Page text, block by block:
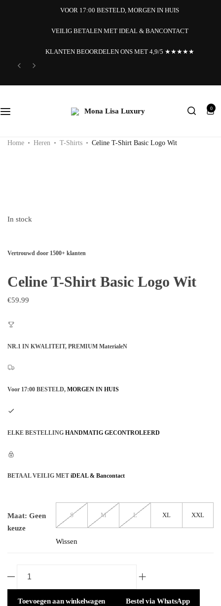
VOOR 17:00 BESTELD, MORGEN IN HUIS
VEILIG BETALEN MET IDEAL & BANCONTACT
KLANTEN BEOORDELEN ONS MET 4,9/5 ★★★★★
Search
0
Home Heren T-Shirts Celine T-Shirt Basic Logo Wit
In stock
Vertrouwd door 1500+ klanten
Celine T-Shirt Basic Logo Wit
€59.99
NR.1 IN KWALITEIT, PREMIUM MaterialeN
Voor 17:00 BESTELD, MORGEN IN HUIS
ELKE BESTELLING HANDMATIG GECONTROLEERD
BETAAL VEILIG MET iDEAL & Bancontact
Maat: Geen
keuze
S M L XL XXL
Wissen
Toevoegen aan winkelwagen Bestel via WhatsApp